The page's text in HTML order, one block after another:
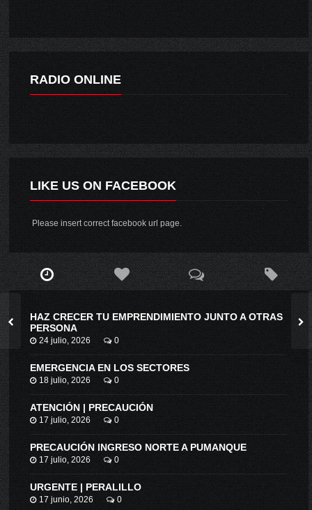
RADIO ONLINE
LIKE US ON FACEBOOK
Please insert correct facebook url page.
HAZ CRECER TU EMPRENDIMIENTO JUNTO A OTRAS
PERSONA
24 julio, 2026 0
EMERGENCIA EN LOS SECTORES
18 julio, 2026 0
ATENCIÓN | PRECAUCIÓN
17 julio, 2026 0
PRECAUCIÓN INGRESO NORTE A PUMANQUE
17 julio, 2026 0
URGENTE | PERALILLO
17 junio, 2026 0